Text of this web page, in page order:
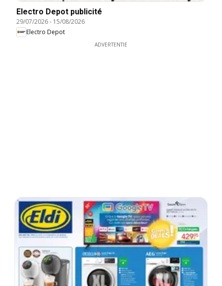
Electro Depot publicité
29/07/2026- 15/08/2026
Electro Depot
ADVERTENTIE